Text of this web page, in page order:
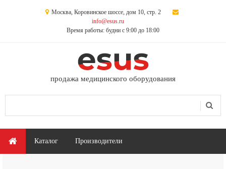
Москва, Коровинское шоссе, дом 10, стр. 2
info@esus.ru
Время работы: будни с 9:00 до 18:00
продажа медицинского оборудования
Главное меню
Каталог Производители